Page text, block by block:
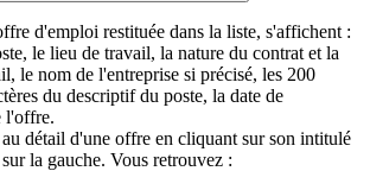
d'emploi restituée dans la liste, s'affichent :
le lieu de travail, la nature du contrat et la
le nom de l'entreprise si précisé, les 200
du descriptif du poste, la date de
l'offre.
au détail d'une offre en cliquant sur son intitulé
la gauche. Vous retrouvez :